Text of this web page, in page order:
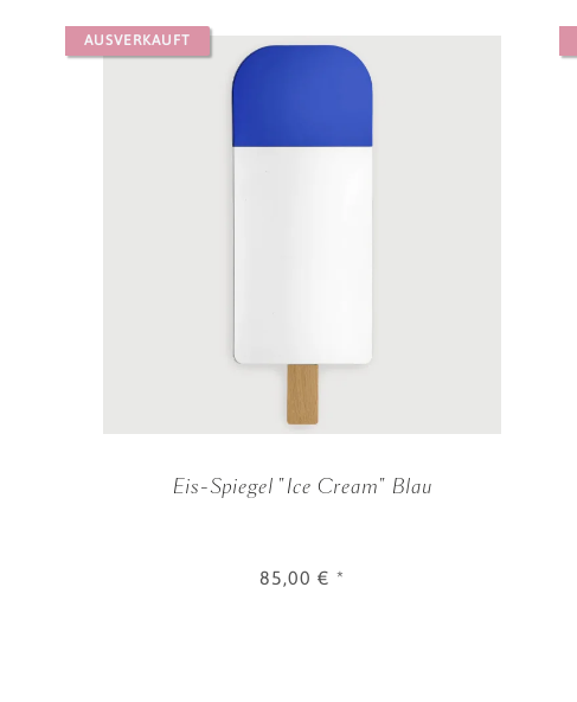
AUSVERKAUFT
Eis-Spiegel "Ice Cream" Blau
85,00 €*